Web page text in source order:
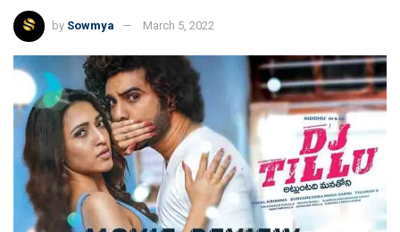
by Sowmya March 5, 2022